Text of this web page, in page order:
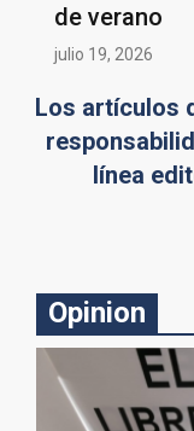
de verano
julio 19, 2026
Los artículos
línea
Opinion